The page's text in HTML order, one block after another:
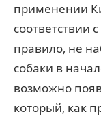
применении
соответствии
правило, не
собаки в
возможно
который, как